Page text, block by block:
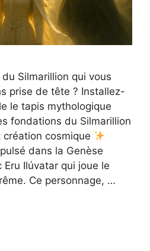
Silmarillion qui vous
prise de tête ? Installez-
le tapis mythologique
fondations du Silmarillion
cosmique
dans la Genèse
Ilúvatar qui joue le
Ce personnage, …